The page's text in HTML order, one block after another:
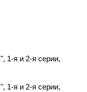
1-я и 2-я серии,
1-я и 2-я серии,